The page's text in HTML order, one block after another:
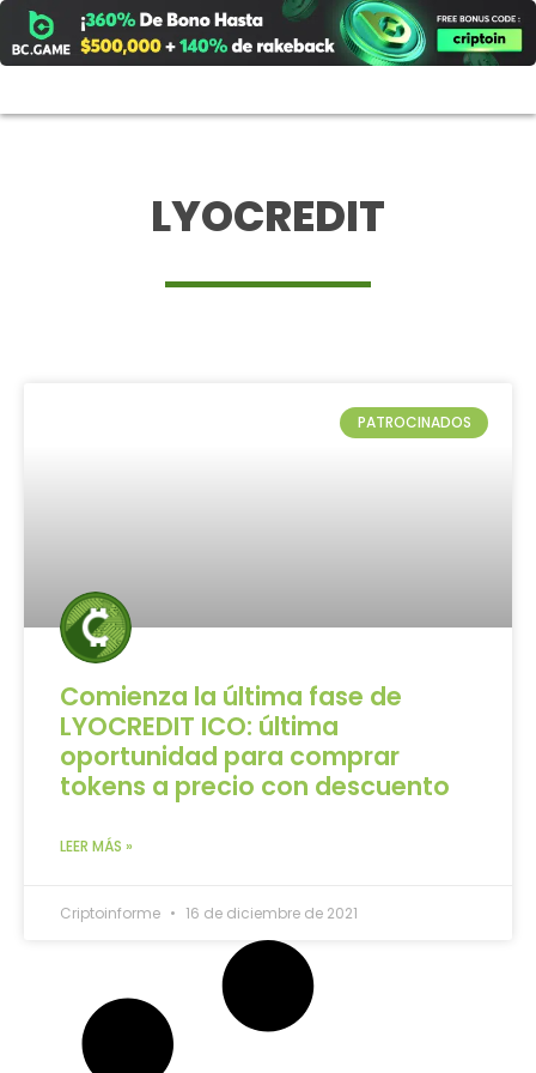
al
contenido
LYOCREDIT
PATROCINADOS
Comienza la última fase de
LYOCREDIT ICO: última
oportunidad para comprar
tokens a precio con descuento
LEER MÁS »
Criptoinforme 16 de diciembre de 2021